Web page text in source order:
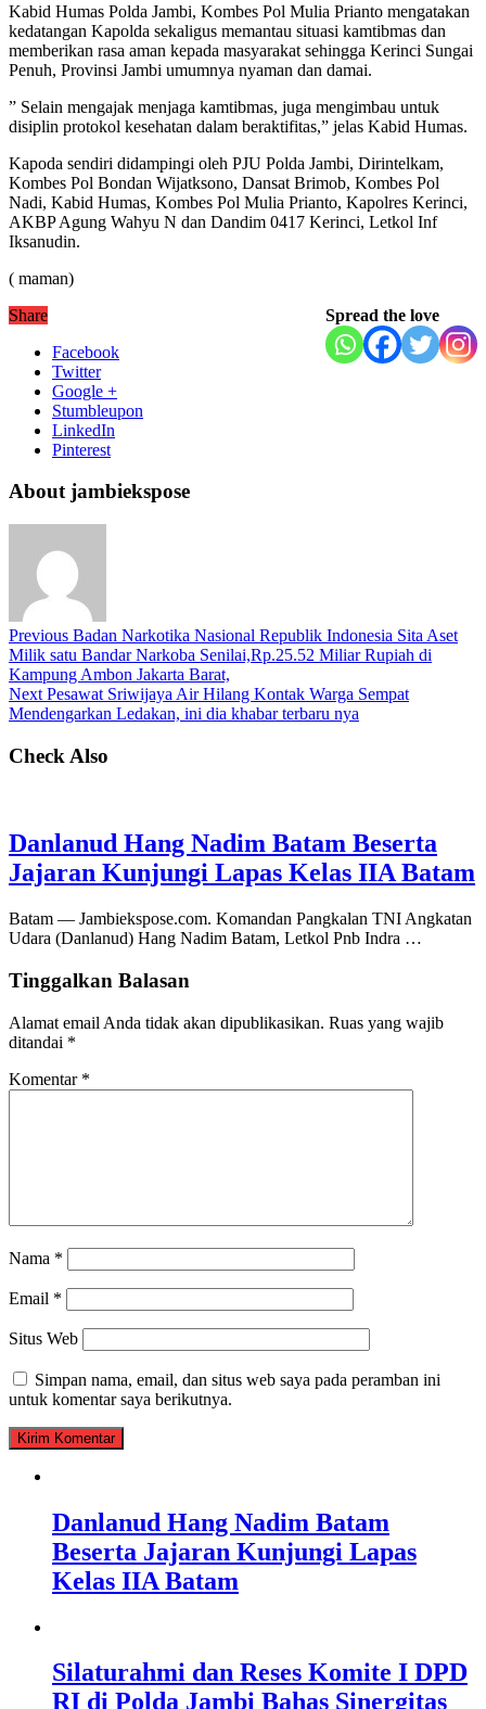
Kabid Humas Polda Jambi, Kombes Pol Mulia Prianto mengatakan
kedatangan Kapolda sekaligus memantau situasi kamtibmas dan
memberikan rasa aman kepada masyarakat sehingga Kerinci Sungai
Penuh, Provinsi Jambi umumnya nyaman dan damai.
” Selain mengajak menjaga kamtibmas, juga mengimbau untuk
disiplin protokol kesehatan dalam beraktifitas,” jelas Kabid Humas.
Kapoda sendiri didampingi oleh PJU Polda Jambi, Dirintelkam,
Kombes Pol Bondan Wijatksono, Dansat Brimob, Kombes Pol
Nadi, Kabid Humas, Kombes Pol Mulia Prianto, Kapolres Kerinci,
AKBP Agung Wahyu N dan Dandim 0417 Kerinci, Letkol Inf
Iksanudin.
( maman)
Spread the love
Share
Facebook
Twitter
Google +
Stumbleupon
LinkedIn
Pinterest
About jambiekspose
Previous Badan Narkotika Nasional Republik Indonesia Sita Aset
Milik satu Bandar Narkoba Senilai,Rp.25.52 Miliar Rupiah di
Kampung Ambon Jakarta Barat,
Next Pesawat Sriwijaya Air Hilang Kontak Warga Sempat
Mendengarkan Ledakan, ini dia khabar terbaru nya
Check Also
Danlanud Hang Nadim Batam Beserta
Jajaran Kunjungi Lapas Kelas IIA Batam
Batam — Jambiekspose.com. Komandan Pangkalan TNI Angkatan
Udara (Danlanud) Hang Nadim Batam, Letkol Pnb Indra …
Tinggalkan Balasan
Alamat email Anda tidak akan dipublikasikan. Ruas yang wajib
ditandai *
Komentar *
Nama *
Email *
Situs Web
Simpan nama, email, dan situs web saya pada peramban ini
untuk komentar saya berikutnya.
Danlanud Hang Nadim Batam
Beserta Jajaran Kunjungi Lapas
Kelas IIA Batam
Silaturahmi dan Reses Komite I DPD
RI di Polda Jambi Bahas Sinergitas